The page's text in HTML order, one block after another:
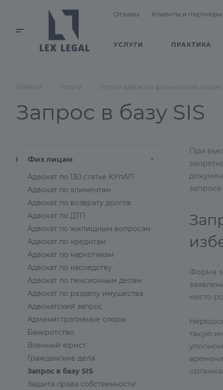
Отзывы Клиенты и партнеры
УСЛУГИ ПРАКТИКА
Главная Услуги Услуги адвоката физическим лицам
Запрос в базу SIS
При
Форма
место
такую
Физ лицам
Адвокат по 130 статье КУпАП
Адвокат по алиментам
Адвокат по возврату долгов
Адвокат по ДТП
Адвокат по жилищным вопросам
Адвокат по кредитам
Адвокат по наркотикам
Адвокат по наследству
Адвокат по пенсионным делам
Адвокат по разделу имущества
Адвокатский запрос
Административные споры
Банкротство
Военный юрист
Гражданские дела
Запрос в базу SIS
Защита права собственности